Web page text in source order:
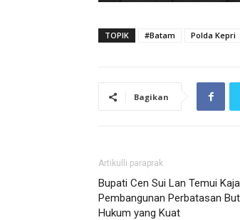
TOPIK #Batam Polda Kepri
Bagikan
Artikulli paraprak
Bupati Cen Sui Lan Temui
Pembangunan Perbatasan
Hukum yang Kuat